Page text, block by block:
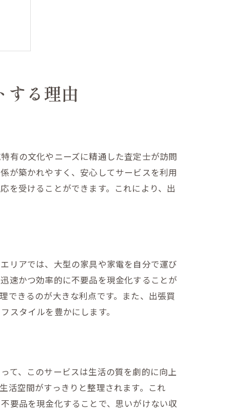
現
する理由
有の文化やニーズに精通した査定士が訪問
が築かれやすく、安心してサービスを利用
を受けることができます。これにより、出
リアでは、大型の家具や家電を自分で運び
速かつ効率的に不要品を現金化することが
できるのが大きな利点です。また、出張買
スタイルを豊かにします。
て、このサービスは生活の質を劇的に向上
活空間がすっきりと整理されます。これ
要品を現金化することで、思いがけない収